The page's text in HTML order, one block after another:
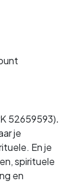
52659593).
je
En je
spirituele
en